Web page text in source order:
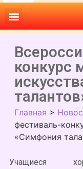
конкурс
Главная >
фестиваль-
«Симфония
Учащиеся